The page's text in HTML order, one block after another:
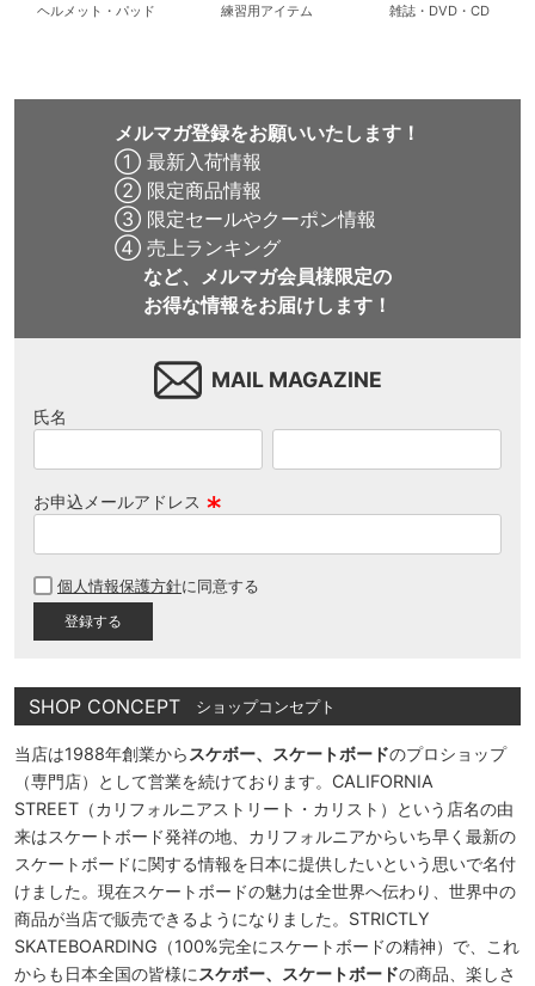
ヘルメット・パッド 練習用アイテム 雑誌・DVD・CD
メルマガ登録をお願いいたします！
① 最新入荷情報
② 限定商品情報
③ 限定セールやクーポン情報
④ 売上ランキング
など、メルマガ会員様限定の
お得な情報をお届けします！
MAIL MAGAZINE
氏名
お申込メールアドレス
須
個人情報保護方針に同意する
SHOP CONCEPT ショップコンセプト
当店は1988年創業から スケボー、スケートボードのプロショップ
（専門店）として営業を続けております。CALIFORNIA
STREET（カリフォルニアストリート・カリスト）という店名の由
来はスケートボード発祥の地、カリフォルニアからいち早く最新の
スケートボードに関する情報を日本に提供したいという思いで名付
けました。現在スケートボードの魅力は全世界へ伝わり、世界中の
商品が当店で販売できるようになりました。STRICTLY
SKATEBOARDING（100%完全にスケートボードの精神）で、これ
からも日本全国の皆様に スケボー、スケートボードの商品、楽しさ